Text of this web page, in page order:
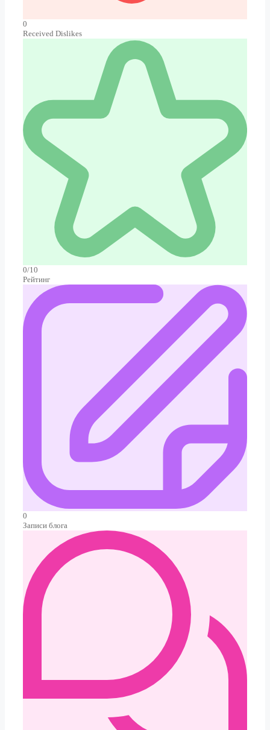
0
Received Dislikes
0/10
Рейтинг
0
Записи блога